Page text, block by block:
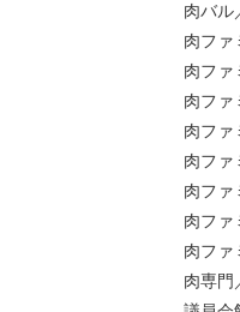
肉バル
肉ファ
肉ファ
肉ファ
肉ファ
肉ファ
肉ファ
肉ファ
肉ファ
肉専門